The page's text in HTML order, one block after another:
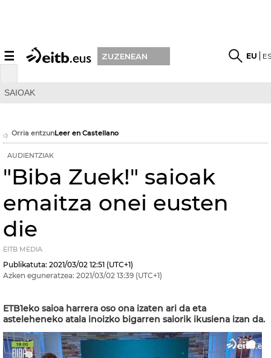
☰ ZUZENEAN EU
SAIOAK
Orria entzunLeer en Castellano
AUDIENTZIAK
"Biba Zuek!" saioak
emaitza onei eusten
die
EITB MEDIA
Publikatuta: 2021/03/02 12:51 (UTC+1)
Azken eguneratzea: 2021/03/02 13:39 (UTC+1)
ETB1eko saioa harrera oso ona izaten ari da eta
asteleheneko atala inoizko bigarren saiorik ikusiena izan da.